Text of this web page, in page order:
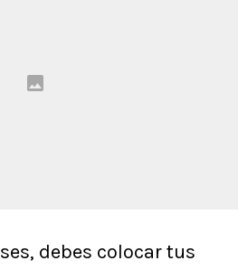
debes colocar tus